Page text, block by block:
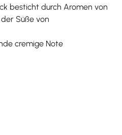
besticht durch Aromen von
Süße von
cremige Note